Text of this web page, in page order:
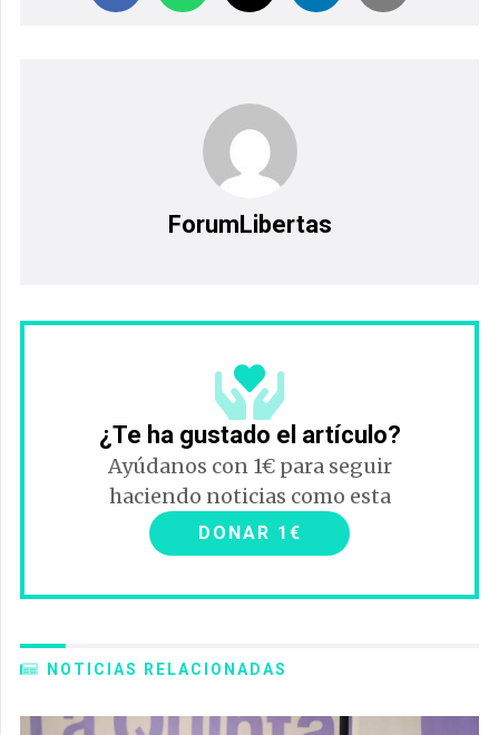
ForumLibertas
¿Te ha gustado el artículo?
Ayúdanos con 1€ para seguir
haciendo noticias como esta
DONAR 1€
NOTICIAS RELACIONADAS